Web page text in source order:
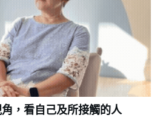
，看自己及所接觸的人